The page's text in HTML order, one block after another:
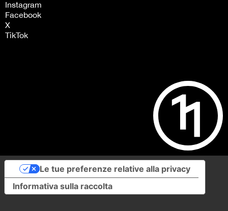
Instagram
Facebook
X
TikTok
Informativa sulla raccolta
Le tue preferenze relative alla privacy